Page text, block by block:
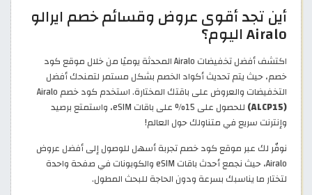
أين تجد أقوى عروض وقسائم خصم ايرالو
Airalo اليوم؟
اكتشف أفضل تخفيضات Airalo المحدثة يوميًا من خلال موقع كود
خصم، حيث يتم تحديث أكواد الخصم بشكل مستمر لتمنحك أفضل
التخفيضات والعروض على باقتك المختارة. استخدم كود خصم Airalo
(ALCP15)
للحصول على 15% على باقات eSIM، واستمتع برصيد
وإنترنت سريع في متناولك حول العالم!
نوفّر لك عبر موقع كود خصم تجربة أسهل للوصول إلى أفضل عروض
Airalo، حيث نجمع أحدث باقات eSIM والكوبونات في صفحة واحدة
لتختار ما يناسبك بسرعة ودون الحاجة للبحث المطول.